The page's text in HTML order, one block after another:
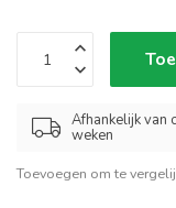
Afhankelijk van
weken
Toevoegen om te